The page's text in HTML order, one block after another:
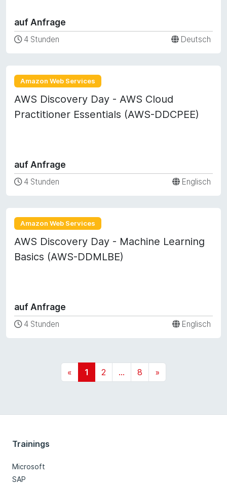
auf Anfrage
4 Stunden Deutsch
Amazon Web Services
AWS Discovery Day - AWS Cloud
Practitioner Essentials (AWS-DDCPEE)
auf Anfrage
4 Stunden Englisch
Amazon Web Services
AWS Discovery Day - Machine Learning
Basics (AWS-DDMLBE)
auf Anfrage
4 Stunden Englisch
« 1 2 ... 8 »
Trainings
Microsoft
SAP